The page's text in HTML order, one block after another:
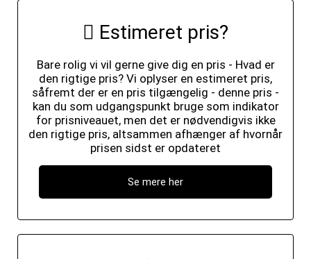
Estimeret pris?
Bare rolig vi vil gerne give dig en pris - Hvad er
den rigtige pris? Vi oplyser en estimeret pris,
såfremt der er en pris tilgængelig - denne pris -
kan du som udgangspunkt bruge som indikator
for prisniveauet, men det er nødvendigvis ikke
den rigtige pris, altsammen afhænger af hvornår
prisen sidst er opdateret
Se mere her